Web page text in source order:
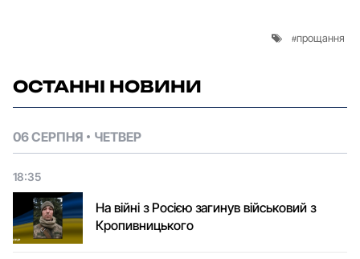
прощання
ОСТАННІ НОВИНИ
06 СЕРПНЯ ЧЕТВЕР
18:35
На війні з Росією загинув військовий з
Кропивницького